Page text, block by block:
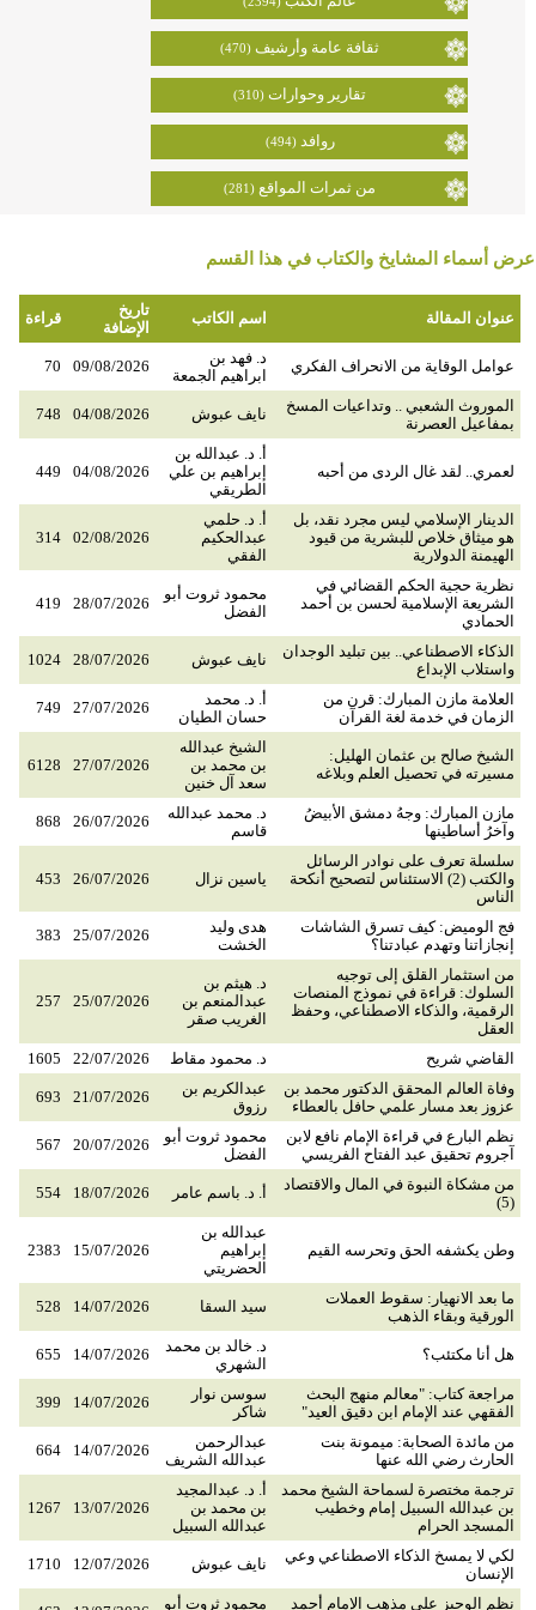
ثقافة عامة وأرشيف (470)
تقارير وحوارات (310)
روافد (494)
من ثمرات المواقع (281)
عرض أسماء المشايخ والكتاب في هذا القسم
عنوان المقالة اسم الكاتب
تاريخ
الإضافة
قراءة
عوامل الوقاية من الانحراف الفكري
د. فهد بن
ابراهيم الجمعة
09/08/2026
70
الموروث الشعبي .. وتداعيات المسخ
بمفاعيل العصرنة
نايف عبوش 04/08/2026
748
لعمري.. لقد غال الردى من أحبه
أ. د. عبدالله بن
إبراهيم بن علي
الطريقي
04/08/2026
449
الدينار الإسلامي ليس مجرد نقد، بل
هو ميثاق خلاص للبشرية من قيود
الهيمنة الدولارية
أ. د. حلمي
عبدالحكيم
الفقي
02/08/2026
314
نظرية حجية الحكم القضائي في
الشريعة الإسلامية لحسن بن أحمد
الحمادي
محمود ثروت أبو
الفضل
28/07/2026
419
الذكاء الاصطناعي.. بين تبليد الوجدان
واستلاب الإبداع
نايف عبوش 28/07/2026
1024
العلامة مازن المبارك: قرن من
الزمان في خدمة لغة القرآن
أ. د. محمد
حسان الطيان
27/07/2026
749
الشيخ صالح بن عثمان الهليل:
مسيرته في تحصيل العلم وبلاغه
الشيخ عبدالله
بن محمد بن
سعد آل خنين
27/07/2026
6128
مازن المبارك: وجهُ دمشق الأبيضُ
وآخرُ أساطينها
د. محمد عبدالله
قاسم
26/07/2026
868
سلسلة تعرف على نوادر الرسائل
والكتب (2) الاستئناس لتصحيح أنكحة
الناس
ياسين نزال 26/07/2026
453
فج الوميض: كيف تسرق الشاشات
إنجازاتنا وتهدم عبادتنا؟
هدى وليد
الخشت
25/07/2026
383
من استثمار القلق إلى توجيه
السلوك: قراءة في نموذج المنصات
الرقمية، والذكاء الاصطناعي، وحفظ
العقل
د. هيثم بن
عبدالمنعم بن
الغريب صقر
25/07/2026
257
القاضي شريح د. محمود مقاط 22/07/2026
1605
وفاة العالم المحقق الدكتور محمد بن
عزوز بعد مسار علمي حافل بالعطاء
عبدالكريم بن
رزوق
21/07/2026
693
نظم البارع في قراءة الإمام نافع لابن
آجروم تحقيق عبد الفتاح الفريسي
محمود ثروت أبو
الفضل
20/07/2026
567
من مشكاة النبوة في المال والاقتصاد
(5)
أ. د. باسم عامر 18/07/2026
554
وطن يكشفه الحق وتحرسه القيم
عبدالله بن
إبراهيم
الحضريتي
15/07/2026
2383
ما بعد الانهيار: سقوط العملات
الورقية وبقاء الذهب
سيد السقا 14/07/2026
528
هل أنا مكتئب؟
د. خالد بن محمد
الشهري
14/07/2026
655
مراجعة كتاب: "معالم منهج البحث
الفقهي عند الإمام ابن دقيق العيد"
سوسن نوار
شاكر
14/07/2026
399
من مائدة الصحابة: ميمونة بنت
الحارث رضي الله عنها
عبدالرحمن
عبدالله الشريف
14/07/2026
664
ترجمة مختصرة لسماحة الشيخ محمد
بن عبدالله السبيل إمام وخطيب
المسجد الحرام
أ. د. عبدالمجيد
بن محمد بن
عبدالله السبيل
13/07/2026
1267
لكي لا يمسخ الذكاء الاصطناعي وعي
الإنسان
نايف عبوش 12/07/2026
1710
نظم الوجيز على مذهب الإمام أحمد محمود ثروت أبو